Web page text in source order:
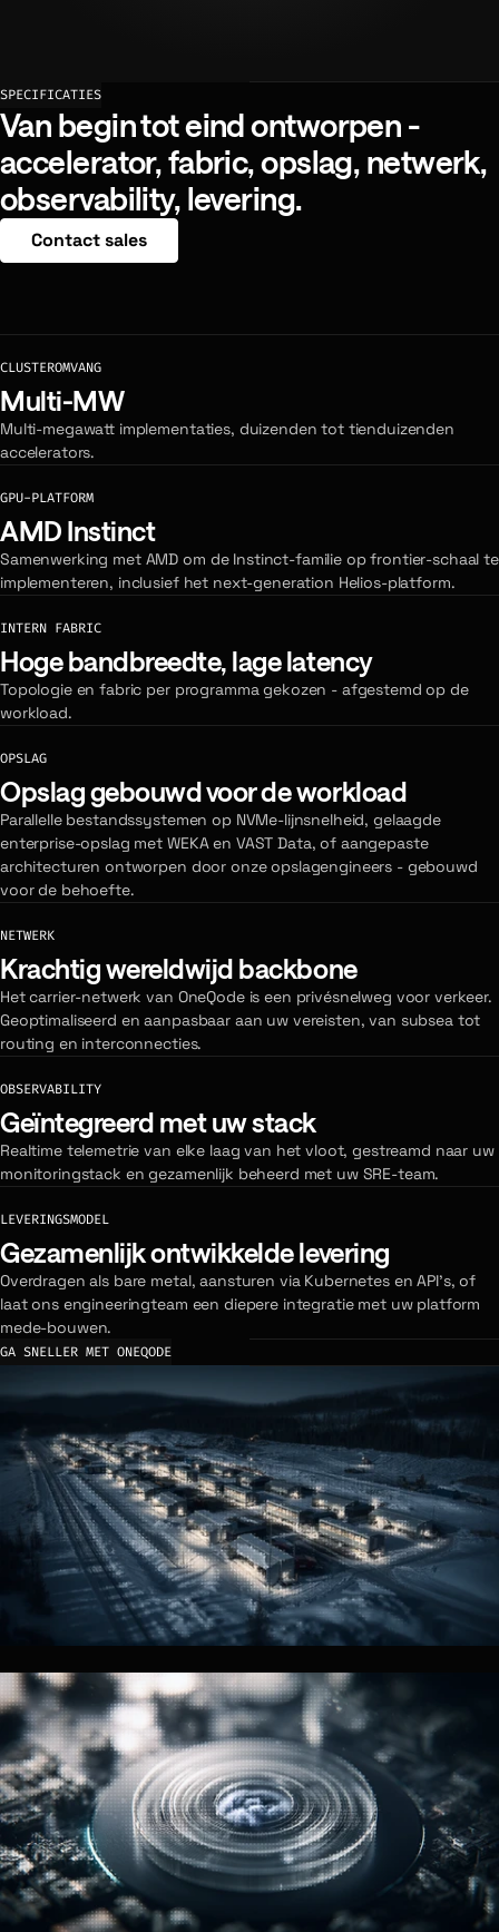
SPECIFICATIES
Van begin tot eind ontworpen -
accelerator, fabric, opslag, netwerk,
observability, levering.
Contact sales
CLUSTEROMVANG
Multi-MW
Multi-megawatt implementaties, duizenden tot tienduizenden
accelerators.
GPU-PLATFORM
AMD Instinct
Samenwerking met AMD om de Instinct-familie op frontier-schaal te
implementeren, inclusief het next-generation Helios-platform.
INTERN FABRIC
Hoge bandbreedte, lage latency
Topologie en fabric per programma gekozen - afgestemd op de
workload.
OPSLAG
Opslag gebouwd voor de workload
Parallelle bestandssystemen op NVMe-lijnsnelheid, gelaagde
enterprise-opslag met WEKA en VAST Data, of aangepaste
architecturen ontworpen door onze opslagengineers - gebouwd
voor de behoefte.
NETWERK
Krachtig wereldwijd backbone
Het carrier-netwerk van OneQode is een privésnelweg voor verkeer.
Geoptimaliseerd en aanpasbaar aan uw vereisten, van subsea tot
routing en interconnecties.
OBSERVABILITY
Geïntegreerd met uw stack
Realtime telemetrie van elke laag van het vloot, gestreamd naar uw
monitoringstack en gezamenlijk beheerd met uw SRE-team.
LEVERINGSMODEL
Gezamenlijk ontwikkelde levering
Overdragen als bare metal, aansturen via Kubernetes en API's, of
laat ons engineeringteam een diepere integratie met uw platform
mede-bouwen.
GA SNELLER MET ONEQODE
Multi-MW GPU-vloten en soevereine implementaties voor frontier
AI-programma's.